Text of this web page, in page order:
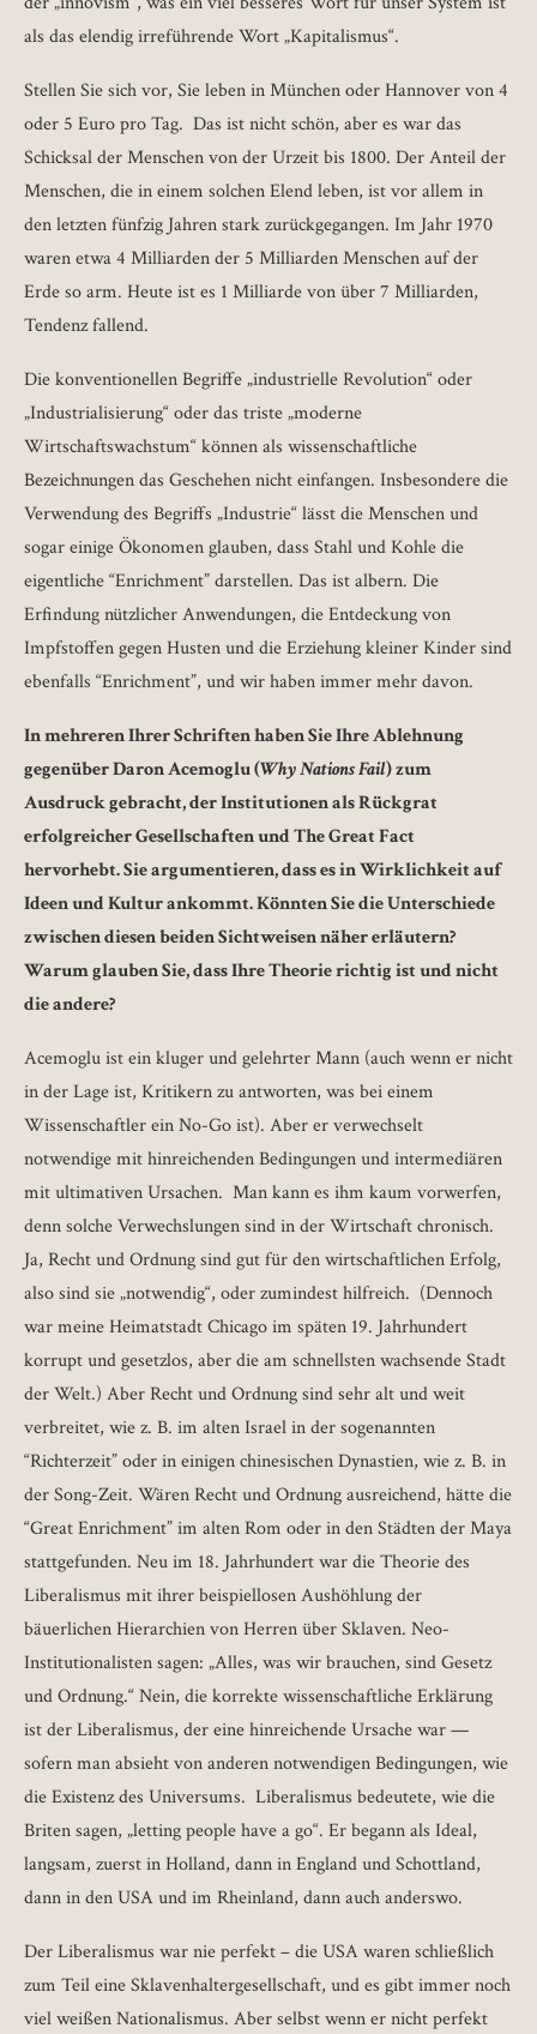
als das elendig irreführende Wort „Kapitalismus“.
Stellen Sie sich vor, Sie leben in München oder Hannover von 4
oder 5 Euro pro Tag. Das ist nicht schön, aber es war das
Schicksal der Menschen von der Urzeit bis 1800. Der Anteil der
Menschen, die in einem solchen Elend leben, ist vor allem in
den letzten fünfzig Jahren stark zurückgegangen. Im Jahr 1970
waren etwa 4 Milliarden der 5 Milliarden Menschen auf der
Erde so arm. Heute ist es 1 Milliarde von über 7 Milliarden,
Tendenz fallend.
Die konventionellen Begriffe „industrielle Revolution“ oder
„Industrialisierung“ oder das triste „moderne
Wirtschaftswachstum“ können als wissenschaftliche
Bezeichnungen das Geschehen nicht einfangen. Insbesondere die
Verwendung des Begriffs „Industrie“ lässt die Menschen und
sogar einige Ökonomen glauben, dass Stahl und Kohle die
eigentliche “Enrichment” darstellen. Das ist albern. Die
Erfindung nützlicher Anwendungen, die Entdeckung von
Impfstoffen gegen Husten und die Erziehung kleiner Kinder sind
ebenfalls “Enrichment”, und wir haben immer mehr davon.
In mehreren Ihrer Schriften haben Sie Ihre Ablehnung
gegenüber Daron Acemoglu (Why Nations Fail) zum
Ausdruck gebracht, der Institutionen als Rückgrat
erfolgreicher Gesellschaften und The Great Fact
hervorhebt. Sie argumentieren, dass es in Wirklichkeit auf
Ideen und Kultur ankommt. Könnten Sie die Unterschiede
zwischen diesen beiden Sichtweisen näher erläutern?
Warum glauben Sie, dass Ihre Theorie richtig ist und nicht
die andere?
Acemoglu ist ein kluger und gelehrter Mann (auch wenn er nicht
in der Lage ist, Kritikern zu antworten, was bei einem
Wissenschaftler ein No-Go ist). Aber er verwechselt
notwendige mit hinreichenden Bedingungen und intermediären
mit ultimativen Ursachen. Man kann es ihm kaum vorwerfen,
denn solche Verwechslungen sind in der Wirtschaft chronisch.
Ja, Recht und Ordnung sind gut für den wirtschaftlichen Erfolg,
also sind sie „notwendig“, oder zumindest hilfreich. (Dennoch
war meine Heimatstadt Chicago im späten 19. Jahrhundert
korrupt und gesetzlos, aber die am schnellsten wachsende Stadt
der Welt.) Aber Recht und Ordnung sind sehr alt und weit
verbreitet, wie z. B. im alten Israel in der sogenannten
“Richterzeit” oder in einigen chinesischen Dynastien, wie z. B. in
der Song-Zeit. Wären Recht und Ordnung ausreichend, hätte die
“Great Enrichment” im alten Rom oder in den Städten der Maya
stattgefunden. Neu im 18. Jahrhundert war die Theorie des
Liberalismus mit ihrer beispiellosen Aushöhlung der
bäuerlichen Hierarchien von Herren über Sklaven. Neo-
Institutionalisten sagen: „Alles, was wir brauchen, sind Gesetz
und Ordnung.“ Nein, die korrekte wissenschaftliche Erklärung
ist der Liberalismus, der eine hinreichende Ursache war —
sofern man absieht von anderen notwendigen Bedingungen, wie
die Existenz des Universums. Liberalismus bedeutete, wie die
Briten sagen, „letting people have a go“. Er begann als Ideal,
langsam, zuerst in Holland, dann in England und Schottland,
dann in den USA und im Rheinland, dann auch anderswo.
Der Liberalismus war nie perfekt – die USA waren schließlich
zum Teil eine Sklavenhaltergesellschaft, und es gibt immer noch
viel weißen Nationalismus. Aber selbst wenn er nicht perfekt